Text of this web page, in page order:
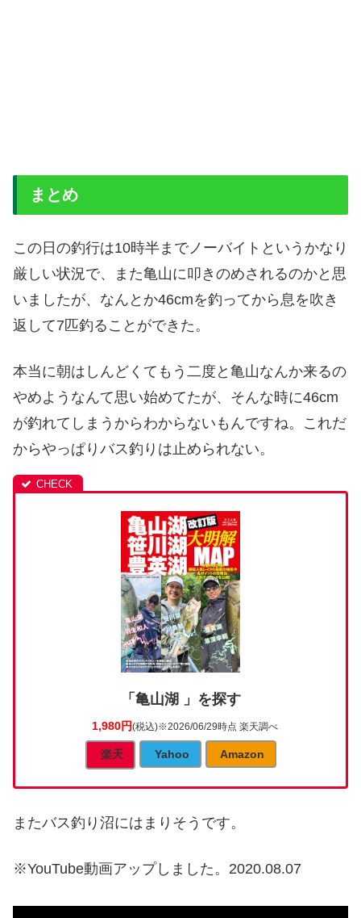
まとめ
この日の釣行は10時半までノーバイトというかなり
厳しい状況で、また亀山に叩きのめされるのかと思
いましたが、なんとか46cmを釣ってから息を吹き
返して7匹釣ることができた。
本当に朝はしんどくてもう二度と亀山なんか来るの
やめようなんて思い始めてたが、そんな時に46cm
が釣れてしまうからわからないもんですね。これだ
からやっぱりバス釣りは止められない。
「亀山湖 」を探す
1,980円(税込)※2026/06/29時点 楽天調べ
楽天 Yahoo Amazon
またバス釣り沼にはまりそうです。
※YouTube動画アップしました。2020.08.07